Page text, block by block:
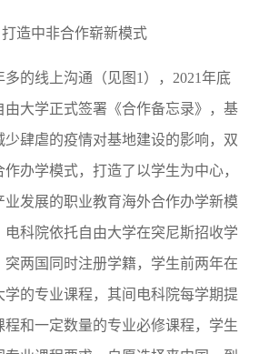
造中非合作崭新模式
的线上沟通（见图1），2021年底
由大学正式签署《合作备忘录》，基
少肆虐的疫情对基地建设的影响，双
办学模式，打造了以学生为中心，
业发展的职业教育海外合作办学新模
电科院依托自由大学在突尼斯招收学
突两国同时注册学籍，学生前两年在
学的专业课程，其间电科院每学期提
程和一定数量的专业必修课程，学生